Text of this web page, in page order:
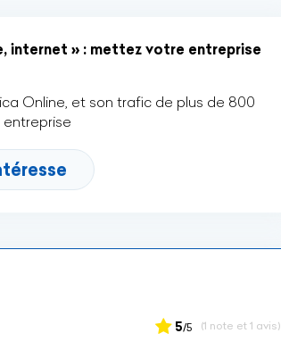
internet » : mettez votre entreprise
Online, et son trafic de plus de 800
5/5 (1 note et 1 avis)